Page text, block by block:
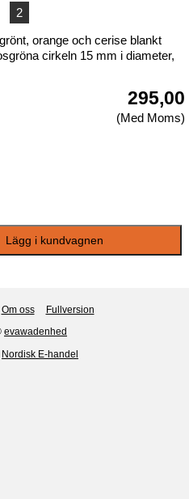
2
orange och cerise blankt
cirkeln 15 mm i diameter,
295,00
(Med Moms)
Om oss
Fullversion
evawadenhed
Nordisk E-handel